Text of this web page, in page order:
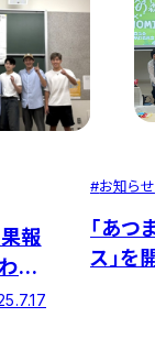
報
れ
#お知らせ
「あつ
ス」を